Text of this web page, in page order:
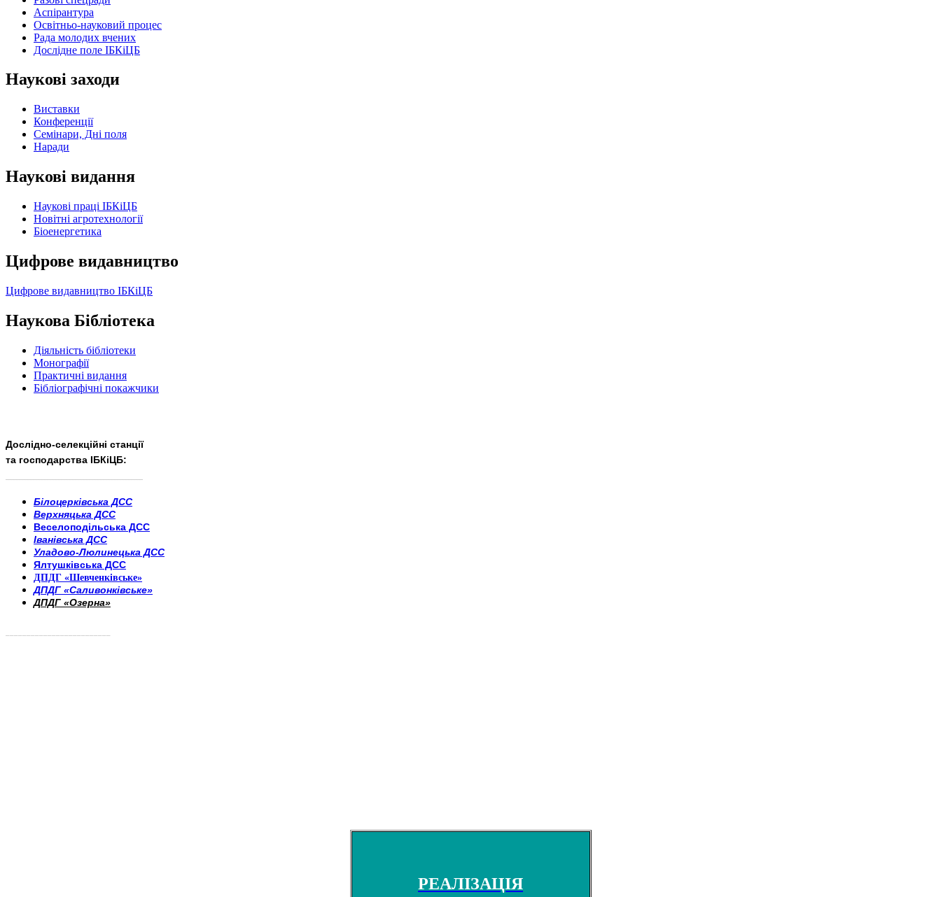
Аспірантура
Освітньо-науковий процес
Рада молодих вчених
Дослідне поле ІБКіЦБ
Наукові заходи
Виставки
Конференції
Семінари, Дні поля
Наради
Наукові видання
Наукові праці ІБКіЦБ
Новітні агротехнології
Бiоенергетика
Цифрове видавництво
Цифрове видавництво ІБКіЦБ
Наукова Бібліотека
Діяльність бібліотеки
Монографії
Практичні видання
Бібліографічні покажчики
Дослідно-селекційні станції
та господарства ІБКіЦБ:
Білоцерківська ДСС
Верхняцька ДСС
Веселоподільська ДСС
Іванівська ДСС
Уладово-Люлинецька ДСС
Ялтушківська ДСС
ДПДГ «Шевченківське»
ДПДГ «Саливонківське»
ДПДГ «Озерна»
РЕАЛІЗАЦІЯ